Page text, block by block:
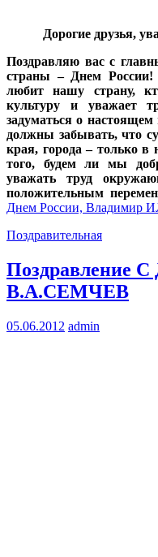
Дорогие друзья,
Поздравляю вас с
страны – Днем России!
любит нашу страну,
культуру и уважает
задуматься о
должны забывать, что
края, города – только в
того, будем ли мы
уважать труд
положительным
Днем России,
Поздравительная
Поздравление С
В.А.СЕМЧЕВ
05.06.2012 admin